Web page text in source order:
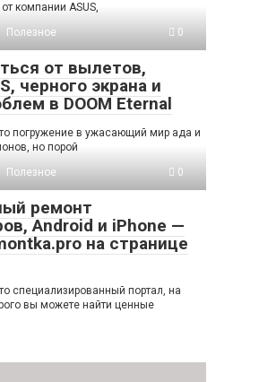
компании ASUS,
Полезное 0
от вылетов,
черного экрана и
в DOOM Eternal
погружение в ужасающий мир ада и
но порой
Полезное 0
ремонт
Android и iPhone —
на странице
специализированный портал, на
вы можете найти ценные